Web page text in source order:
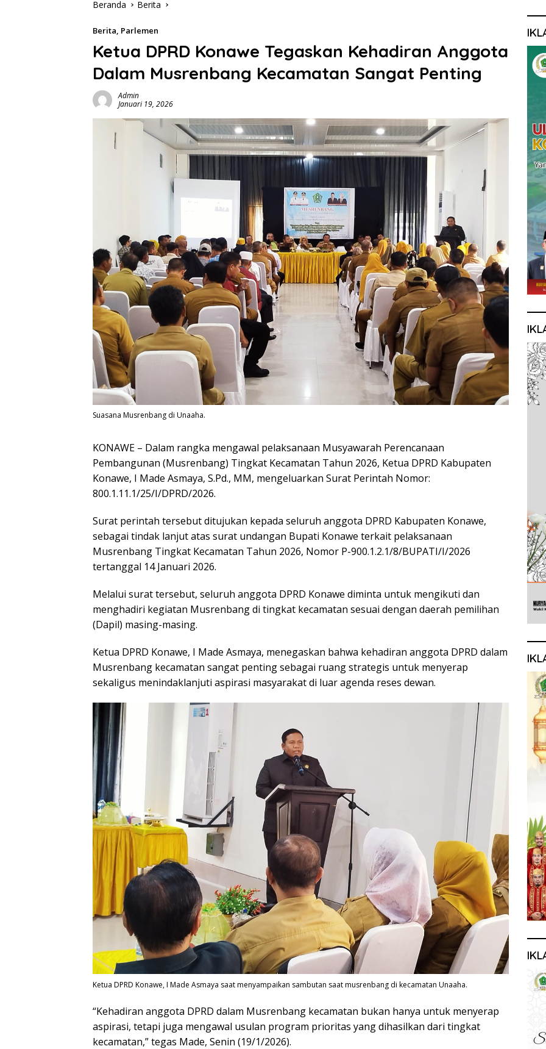
Beranda Berita
Berita, Parlemen
Ketua DPRD Konawe Tegaskan Kehadiran Anggota
Dalam Musrenbang Kecamatan Sangat Penting
Admin
Januari 19, 2026
Suasana Musrenbang di Unaaha.
KONAWE – Dalam rangka mengawal pelaksanaan Musyawarah Perencanaan
Pembangunan (Musrenbang) Tingkat Kecamatan Tahun 2026, Ketua DPRD Kabupaten
Konawe, I Made Asmaya, S.Pd., MM, mengeluarkan Surat Perintah Nomor:
800.1.11.1/25/I/DPRD/2026.
Surat perintah tersebut ditujukan kepada seluruh anggota DPRD Kabupaten Konawe,
sebagai tindak lanjut atas surat undangan Bupati Konawe terkait pelaksanaan
Musrenbang Tingkat Kecamatan Tahun 2026, Nomor P-900.1.2.1/8/BUPATI/I/2026
tertanggal 14 Januari 2026.
Melalui surat tersebut, seluruh anggota DPRD Konawe diminta untuk mengikuti dan
menghadiri kegiatan Musrenbang di tingkat kecamatan sesuai dengan daerah pemilihan
(Dapil) masing-masing.
Ketua DPRD Konawe, I Made Asmaya, menegaskan bahwa kehadiran anggota DPRD dalam
Musrenbang kecamatan sangat penting sebagai ruang strategis untuk menyerap
sekaligus menindaklanjuti aspirasi masyarakat di luar agenda reses dewan.
Ketua DPRD Konawe, I Made Asmaya saat menyampaikan sambutan saat musrenbang di kecamatan Unaaha.
“Kehadiran anggota DPRD dalam Musrenbang kecamatan bukan hanya untuk menyerap
aspirasi, tetapi juga mengawal usulan program prioritas yang dihasilkan dari tingkat
kecamatan,” tegas Made, Senin (19/1/2026).